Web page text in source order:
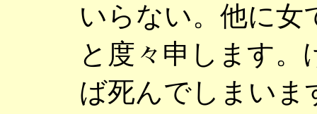
いらない。他に女
と度々申します。
ば死んでしまいま